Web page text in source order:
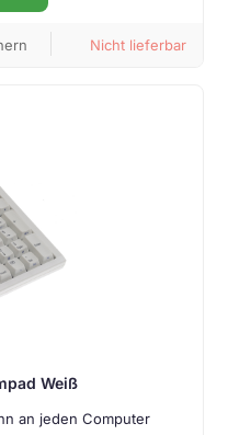
Nicht lieferbar
Weiß
an jeden Computer